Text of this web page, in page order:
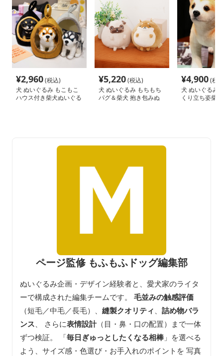
¥2,960(税込)
犬 ぬいぐるみ もこもこ
ハウス付き柴犬ぬいぐる
¥5,220(税込)
犬 ぬいぐるみ もちもち
パグ＆柴犬 抱き包みぬ
¥4,900(税
犬 ぬいぐるみ
くり立ち姿柴
ページ監修 もふもふドッグ編集部
ぬいぐるみ企画・デザイン経験者と、愛犬家のライタ
ーで構成された編集チームです。 毛並みの触感評価
（短毛／中毛／長毛）、 縫製クオリティ
詰め物バラ
ンス 、 さらに表情設計（目・鼻・口の配置）まで一体
ずつ検証。 「毎日ぎゅっとしたくなる相棒 」を選べる
よう、サイズ感・色選び・お手入れのポイントを 写真